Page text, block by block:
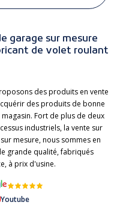
garage sur mesure
de volet roulant
des produits en vente
des produits de bonne
Fort de plus de deux
industriels, la vente sur
mesure, nous sommes en
grande qualité, fabriqués
à prix d'usine.
Youtube